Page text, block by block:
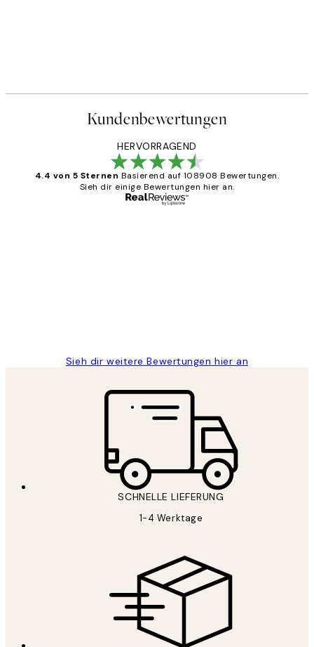
Kundenbewertungen
HERVORRAGEND
4.4 von 5 Sternen Basierend auf 108908 Bewertungen.
Sieh dir einige Bewertungen hier an.
Sieh dir weitere Bewertungen hier an
SCHNELLE LIEFERUNG
1-4 Werktage